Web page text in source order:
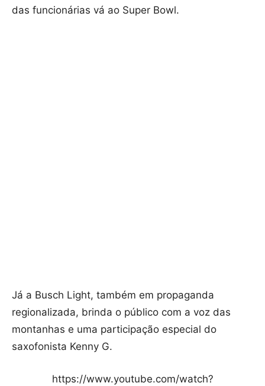
das funcionárias vá ao Super Bowl.
Já a Busch Light, também em propaganda
regionalizada, brinda o público com a voz das
montanhas e uma participação especial do
saxofonista Kenny G.
https://www.youtube.com/watch?